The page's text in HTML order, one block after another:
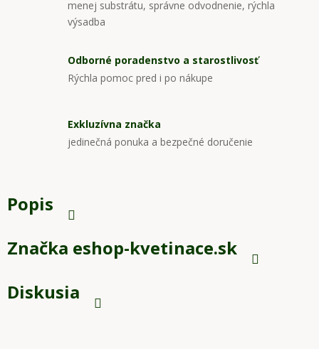
menej substrátu, správne odvodnenie, rýchla
výsadba
Odborné poradenstvo a starostlivosť
Rýchla pomoc pred i po nákupe
Exkluzívna značka
jedinečná ponuka a bezpečné doručenie
Popis
Značka eshop-kvetinace.sk
Diskusia